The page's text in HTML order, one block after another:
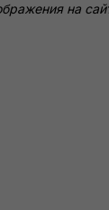
на